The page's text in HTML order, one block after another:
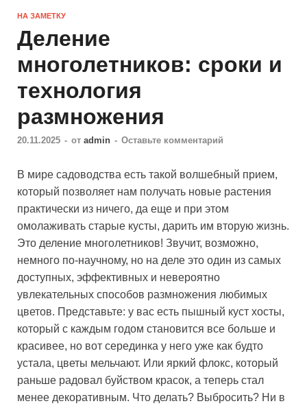
НА ЗАМЕТКУ
Деление
многолетников: сроки и
технология
размножения
20.11.2025 - от admin - Оставьте комментарий
В мире садоводства есть такой волшебный прием,
который позволяет нам получать новые растения
практически из ничего, да еще и при этом
омолаживать старые кусты, дарить им вторую жизнь.
Это деление многолетников! Звучит, возможно,
немного по-научному, но на деле это один из самых
доступных, эффективных и невероятно
увлекательных способов размножения любимых
цветов. Представьте: у вас есть пышный куст хосты,
который с каждым годом становится все больше и
красивее, но вот серединка у него уже как будто
устала, цветы мельчают. Или яркий флокс, который
раньше радовал буйством красок, а теперь стал
менее декоративным. Что делать? Выбросить? Ни в